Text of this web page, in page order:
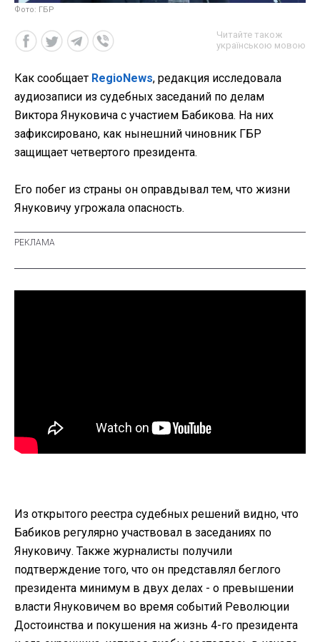
Фото: ГБР
Читайте також
українською мовою
Как сообщает RegioNews, редакция исследовала
аудиозаписи из судебных заседаний по делам
Виктора Януковича с участием Бабикова. На них
зафиксировано, как нынешний чиновник ГБР
защищает четвертого президента.
Его побег из страны он оправдывал тем, что жизни
Януковичу угрожала опасность.
Из открытого реестра судебных решений видно, что
Бабиков регулярно участвовал в заседаниях по
Януковичу. Также журналисты получили
подтверждение того, что он представлял беглого
президента минимум в двух делах - о превышении
власти Януковичем во время событий Революции
Достоинства и покушения на жизнь 4-го президента